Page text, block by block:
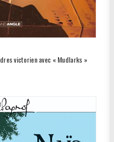
victorien avec « Mudlarks »